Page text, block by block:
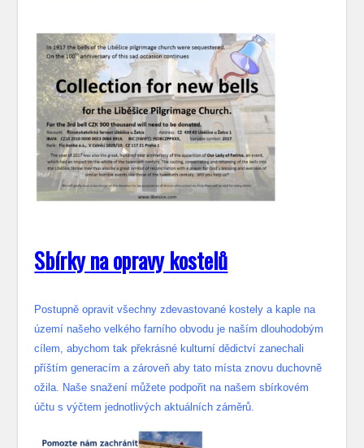
Sbírky na opravy kostelů
Postupně opravit všechny zdevastované kostely a kaple na
území našeho velkého farního obvodu je naším dlouhodobým
cílem, abychom tak překrásné kulturní dědictví zanechali
příštím generacím a zároveň aby tato místa znovu duchovně
ožila. Naše snažení můžete podpořit na našem sbírkovém
účtu s výčtem jednotlivých aktuálních záměrů.